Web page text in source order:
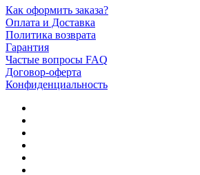
Как оформить заказа?
Оплата и Доставка
Политика возврата
Гарантия
Частые вопросы FAQ
Договор-оферта
Конфиденциальность